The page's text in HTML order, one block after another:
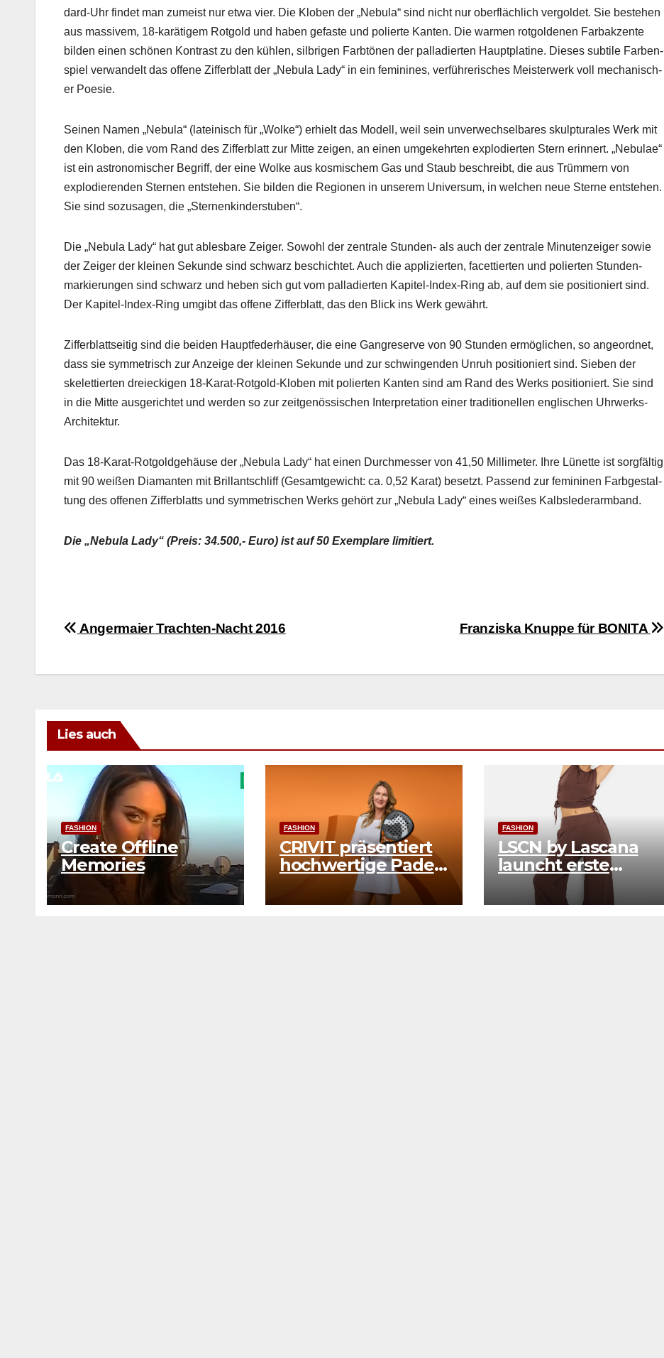
dard-Uhr find­et man zumeist nur etwa vier. Die Kloben der „Neb­u­la“ sind nicht nur ober­fläch­lich ver­gold­et. Sie beste­hen
aus mas­sivem, 18-karätigem Rot­gold und haben gefaste und polierte Kan­ten. Die war­men rot­gold­e­nen Far­bakzente
bilden einen schö­nen Kon­trast zu den kühlen, sil­bri­gen Farbtö­nen der pal­ladierten Haupt­pla­tine. Dieses sub­tile Far­ben­
spiel ver­wan­delt das offene Zif­ferblatt der „Neb­u­la Lady“ in ein fem­i­nines, ver­führerisches Meis­ter­w­erk voll mech­a­nis­ch­
er Poe­sie.
Seinen Namen „Neb­u­la“ (lateinisch für „Wolke“) erhielt das Mod­ell, weil sein unver­wech­sel­bares skulp­turales Werk mit
den Kloben, die vom Rand des Zif­ferblatt zur Mitte zeigen, an einen umgekehrten explodierten Stern erin­nert. „Neb­u­lae“
ist ein astronomis­ch­er Begriff, der eine Wolke aus kos­mis­chem Gas und Staub beschreibt, die aus Trüm­mern von
explodieren­den Ster­nen entste­hen. Sie bilden die Regio­nen in unserem Uni­ver­sum, in welchen neue Sterne entste­hen.
Sie sind sozusagen, die „Ster­nenkinder­stuben“.
Die „Neb­u­la Lady“ hat gut ables­bare Zeiger. Sowohl der zen­trale Stun­den- als auch der zen­trale Minuten­zeiger sowie
der Zeiger der kleinen Sekunde sind schwarz beschichtet. Auch die applizierten, facettierten und polierten Stun­den­
markierun­gen sind schwarz und heben sich gut vom pal­ladierten Kapi­tel-Index-Ring ab, auf dem sie posi­tion­iert sind.
Der Kapi­tel-Index-Ring umgibt das offene Zif­ferblatt, das den Blick ins Werk gewährt.
Zif­ferblatt­seit­ig sind die bei­den Hauptfeder­häuser, die eine Gan­gre­serve von 90 Stun­den ermöglichen, so ange­ord­net,
dass sie sym­metrisch zur Anzeige der kleinen Sekunde und zur schwin­gen­den Unruh posi­tion­iert sind. Sieben der
skelet­tierten dreieck­i­gen 18-Karat-Rot­gold-Kloben mit polierten Kan­ten sind am Rand des Werks posi­tion­iert. Sie sind
in die Mitte aus­gerichtet und wer­den so zur zeit­genös­sis­chen Inter­pre­ta­tion ein­er tra­di­tionellen englis­chen Uhrw­erks-
Architek­tur.
Das 18-Karat-Rot­goldge­häuse der „Neb­u­la Lady“ hat einen Durchmess­er von 41,50 Mil­lime­ter. Ihre Lünette ist sorgfältig
mit 90 weißen Dia­man­ten mit Bril­lantschliff (Gesamt­gewicht: ca. 0,52 Karat) beset­zt. Passend zur fem­i­ni­nen Far­bgestal­
tung des offe­nen Zif­ferblatts und sym­metrischen Werks gehört zur „Neb­u­la Lady“ eines weißes Kalb­sled­er­arm­band.
Die „Neb­u­la Lady“ (Preis: 34.500,- Euro) ist auf 50 Exem­plare lim­i­tiert.
Beitragsnavigation Franziska Knuppe für BONITA
Angermaier Trachten-Nacht 2016
Lies auch
FASHION
Create Offline
Memories
FASHION
CRIVIT präsentiert
hochwertige Padel-
Kollektion
FASHION
LSCN by Lascana
launcht erste
Pilates-Kollektion